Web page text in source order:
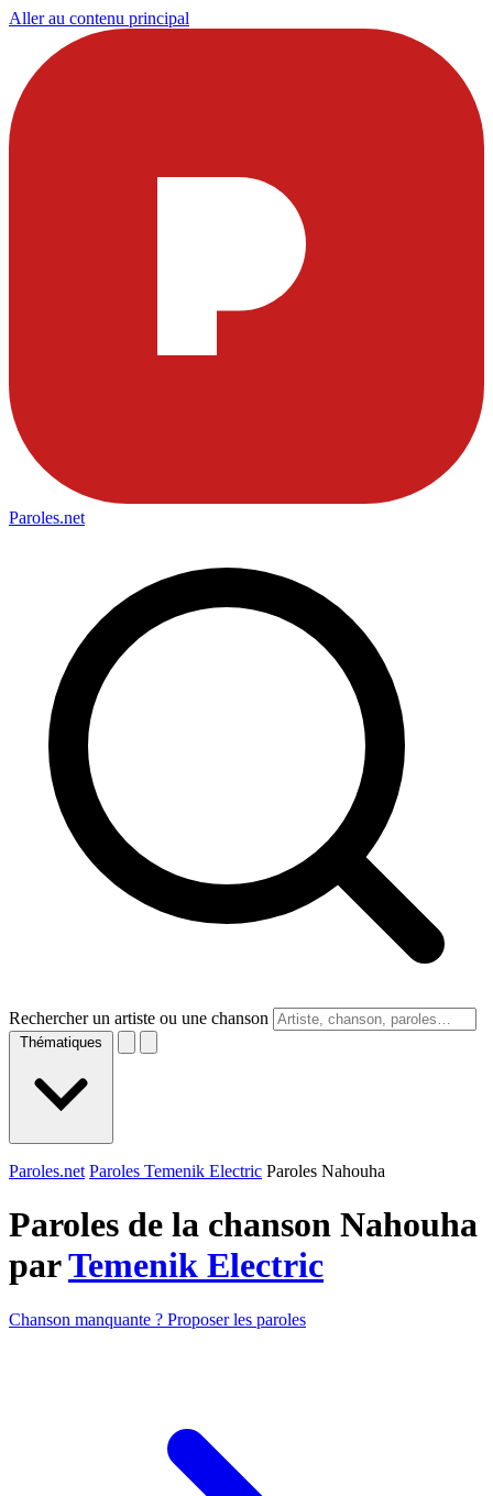
Aller au contenu principal
Paroles.net
Rechercher un artiste ou une chanson
Thématiques
Paroles.net Paroles Temenik Electric Paroles Nahouha
Paroles de la chanson Nahouha
parTemenik Electric
Chanson manquante ? Proposer les paroles